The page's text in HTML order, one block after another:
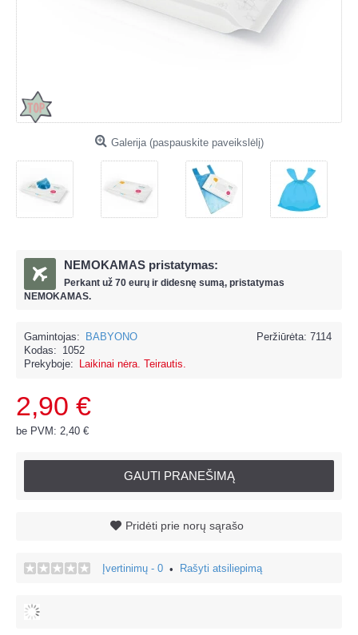
Galerija (paspauskite paveikslėlį)
NEMOKAMAS pristatymas:
Perkant už 70 eurų ir didesnę sumą, pristatymas
NEMOKAMAS.
Peržiūrėta: 7114
Gamintojas:
BABYONO
Kodas: 1052
Prekyboje:
Laikinai nėra. Teirautis.
2,90 €
be PVM: 2,40 €
GAUTI PRANEŠIMĄ
Pridėti prie norų sąrašo
Įvertinimų - 0 • Rašyti atsiliepimą